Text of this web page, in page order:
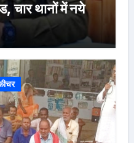
चार थानों में नये